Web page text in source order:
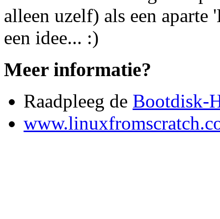
alleen uzelf) als een
een idee... :)
Meer informatie?
Raadpleeg de Bootdisk-